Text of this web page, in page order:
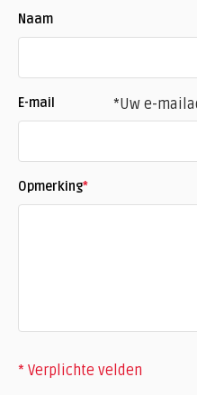
Naam
E-mail *Uw e-
Opmerking*
* Verplichte velden